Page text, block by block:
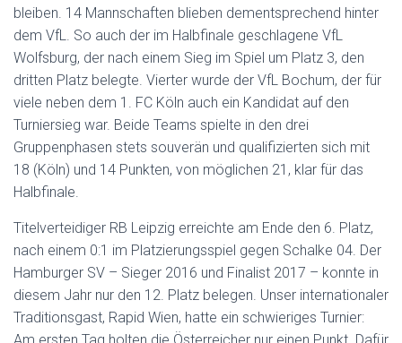
bleiben. 14 Mannschaften blieben dementsprechend hinter
dem VfL. So auch der im Halbfinale geschlagene VfL
Wolfsburg, der nach einem Sieg im Spiel um Platz 3, den
dritten Platz belegte. Vierter wurde der VfL Bochum, der für
viele neben dem 1. FC Köln auch ein Kandidat auf den
Turniersieg war. Beide Teams spielte in den drei
Gruppenphasen stets souverän und qualifizierten sich mit
18 (Köln) und 14 Punkten, von möglichen 21, klar für das
Halbfinale.
Titelverteidiger RB Leipzig erreichte am Ende den 6. Platz,
nach einem 0:1 im Platzierungsspiel gegen Schalke 04. Der
Hamburger SV – Sieger 2016 und Finalist 2017 – konnte in
diesem Jahr nur den 12. Platz belegen. Unser internationaler
Traditionsgast, Rapid Wien, hatte ein schwieriges Turnier: